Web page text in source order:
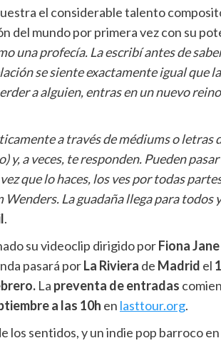
el considerable talento
del mundo por primera vez con su
una profecía. La escribí antes de
se siente exactamente igual que
a alguien, entras en un nuevo
a través de médiums o letras
y, a veces, te responden. Pueden
que lo haces, los ves por todas
La guadaña llega para todos
.
su videoclip dirigido porFiona
pasará porLa Riviera de Madrid el
La preventa de entradas
a las 10h en lasttour.org.
los sentidos, y un indie pop barroco